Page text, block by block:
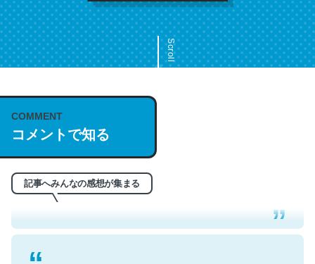
Scroll
COMMENT
コメントで知る
記事へみんなの感想が集まる
これは名文。彼はとてもクレバーなんだろうなと凄く思
う。英語少しでも読める人は原文もお勧め。自分はこの流
れ好き。Let’s Fucking Go. Then Covid hit. Shit.
─今のこの状況が信じられるかい？ by ラーズ・ヌートバー